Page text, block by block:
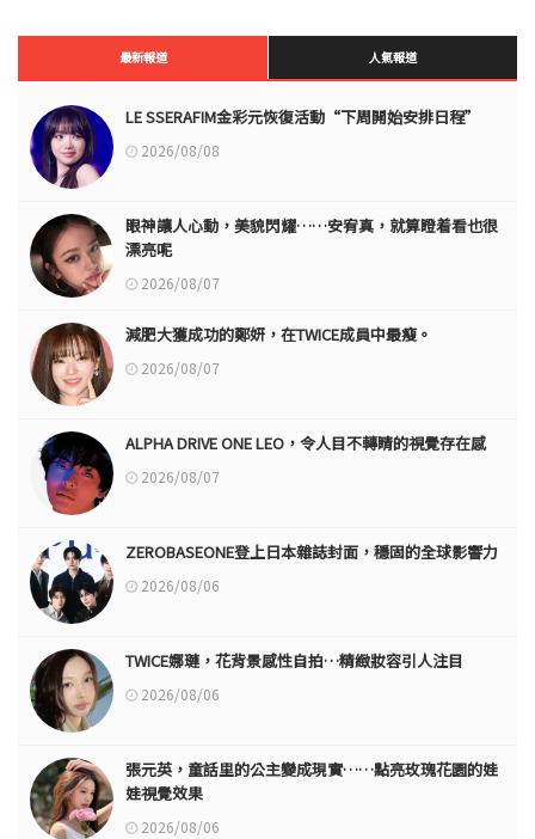
最新報道 人氣報道
LE SSERAFIM金彩元恢復活動“下周開始安排日程”
2026/08/08
眼神讓人心動，美貌閃耀……安宥真，就算瞪着看也很
漂亮呢
2026/08/07
減肥大獲成功的鄭妍，在TWICE成員中最瘦。
2026/08/07
ALPHA DRIVE ONE LEO，令人目不轉睛的視覺存在感
2026/08/07
ZEROBASEONE登上日本雜誌封面，穩固的全球影響力
2026/08/06
TWICE娜璉，花背景感性自拍…精緻妝容引人注目
2026/08/06
張元英，童話里的公主變成現實……點亮玫瑰花園的娃
娃視覺效果
2026/08/06